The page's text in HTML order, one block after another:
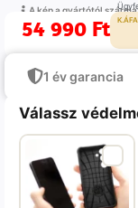
A kép a gyártótól
54 990 Ft
1 év garancia
Válassz